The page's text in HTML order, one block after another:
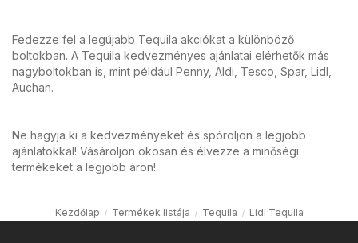
Fedezze fel a legújabb Tequila akciókat a különböző
boltokban. A Tequila kedvezményes ajánlatai elérhetők más
nagyboltokban is, mint például Penny, Aldi, Tesco, Spar, Lidl,
Auchan.
Ne hagyja ki a kedvezményeket és spóroljon a legjobb
ajánlatokkal! Vásároljon okosan és élvezze a minőségi
termékeket a legjobb áron!
Kezdőlap Termékek listája Tequila Lidl Tequila